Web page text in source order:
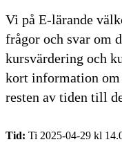
Vi på E-lärande
frågor och svar om
kursvärdering och
kort information om
resten av tiden till
Tid: Ti 2025-04-29 kl